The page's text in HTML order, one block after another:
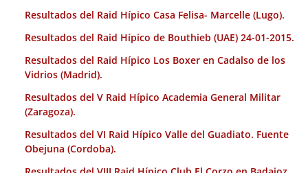
Resultados del Raid Hípico Casa Felisa- Marcelle (Lugo).
Resultados del Raid Hípico de Bouthieb (UAE) 24-01-2015.
Resultados del Raid Hípico Los Boxer en Cadalso de los
Vidrios (Madrid).
Resultados del V Raid Hípico Academia General Militar
(Zaragoza).
Resultados del VI Raid Hípico Valle del Guadiato. Fuente
Obejuna (Cordoba).